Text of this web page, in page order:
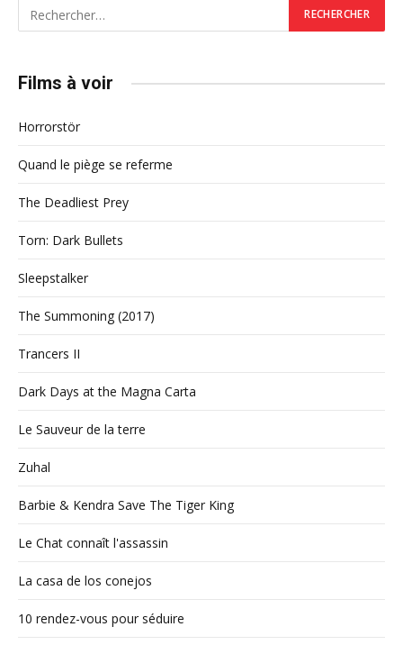
Films à voir
Horrorstör
Quand le piège se referme
The Deadliest Prey
Torn: Dark Bullets
Sleepstalker
The Summoning (2017)
Trancers II
Dark Days at the Magna Carta
Le Sauveur de la terre
Zuhal
Barbie & Kendra Save The Tiger King
Le Chat connaît l'assassin
La casa de los conejos
10 rendez-vous pour séduire